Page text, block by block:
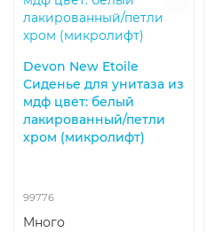
Devon New Etoile
Сиденье для унитаза из
мдф цвет: белый
лакированный/петли
хром (микролифт)
99776
Много